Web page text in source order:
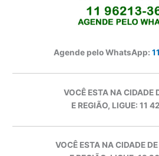
Agende pelo WhatsApp:
VOCÊ ESTA NA CIDADE
E REGIÃO, LIGUE: 11
VOCÊ ESTA NA CIDADE